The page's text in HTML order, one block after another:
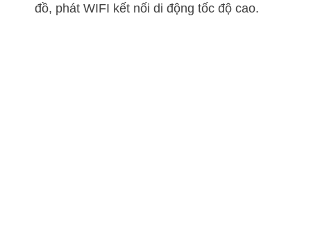
đồ, phát WIFI kết nối di động tốc độ cao.